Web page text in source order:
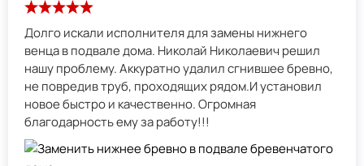
Долго искали исполнителя для замены нижнего
венца в подвале дома. Николай Николаевич решил
нашу проблему. Аккуратно удалил сгнившее бревно,
не повредив труб, проходящих рядом.И установил
новое быстро и качественно. Огромная
благодарность ему за работу!!!